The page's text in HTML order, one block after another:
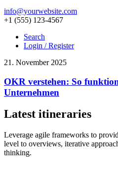
info@yourwebsite.com
+1 (555) 123-4567
Search
Login / Register
21. November 2025
OKR verstehen: So
Unternehmen
Latest itineraries
Leverage agile frameworks to
level to overviews, iterative
thinking.